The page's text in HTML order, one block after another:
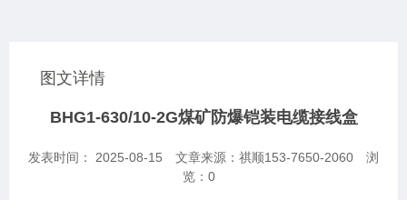
图文详情
BHG1-630/10-2G煤矿防爆铠装电缆接线盒
发表时间： 2025-08-15 文章来源：祺顺153-7650-2060
浏
览： 0